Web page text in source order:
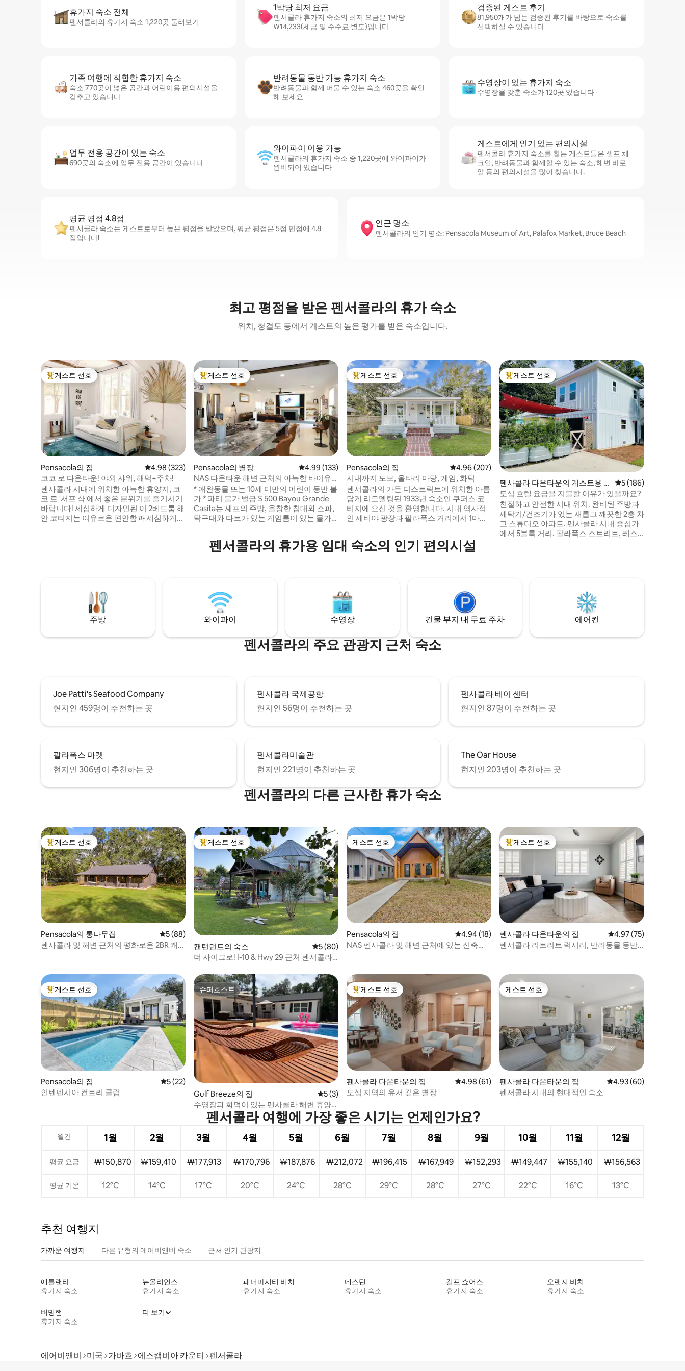
휴가지 숙소 전체
펜서콜라의 휴가지 숙소 1,220곳 둘러보기
1박당 최저 요금
펜서콜라 휴가지 숙소의 최저 요금은 1박당
₩14,233(세금 및 수수료 별도)입니다
검증된 게스트 후기
81,950개가 넘는 검증된 후기를 바탕으로 숙소를
선택하실 수 있습니다
가족 여행에 적합한 휴가지 숙소
숙소 770곳이 넓은 공간과 어린이용 편의시설을
갖추고 있습니다
반려동물 동반 가능 휴가지 숙소
반려동물과 함께 머물 수 있는 숙소 460곳을 확인
해 보세요
수영장이 있는 휴가지 숙소
수영장을 갖춘 숙소가 120곳 있습니다
업무 전용 공간이 있는 숙소
690곳의 숙소에 업무 전용 공간이 있습니다
와이파이 이용 가능
펜서콜라의 휴가지 숙소 중 1,220곳에 와이파이가
완비되어 있습니다
게스트에게 인기 있는 편의시설
펜서콜라 휴가지 숙소를 찾는 게스트들은 셀프 체
크인, 반려동물과 함께할 수 있는 숙소, 해변 바로
앞 등의 편의시설을 많이 찾습니다.
평균 평점 4.8점
펜서콜라 숙소는 게스트로부터 높은 평점을 받았으며, 평균 평점은 5점 만점에 4.8
점입니다!
인근 명소
펜서콜라의 인기 명소: Pensacola Museum of Art, Palafox Market, Bruce Beach
최고 평점을 받은 펜서콜라의 휴가 숙소
위치, 청결도 등에서 게스트의 높은 평가를 받은 숙소입니다.
상위 게스트 선호
게스트 선호
Pensacola의 집 평점 4.98점(5점 만점), 후기 323개
4.98 (323)
코코 로 다운타운! 야외 샤워, 해먹+주차!
펜사콜라 시내에 위치한 아늑한 휴양지, 코
코 로 '서프 샥'에서 좋은 분위기를 즐기시기
바랍니다! 세심하게 디자인된 이 2베드룸 해
안 코티지는 여유로운 편안함과 세심하게
• 무료 진입로 주차 *나중에 볼 수 있도록 저
장하려면 ❤를 누르세요
상위 게스트 선호
게스트 선호
Pensacola의 별장 평점 4.99점(5점 만점), 후기 133개
4.99 (133)
NAS 다운타운 해변 근처의 아늑한 바이유
숙소 및 게임룸
* 애완동물 또는 10세 미만의 어린이 동반 불
가 * 파티 불가 벌금 $ 500 Bayou Grande
Casita는 셰프의 주방, 울창한 침대와 소파,
탁구대와 다트가 있는 게임룸이 있는 물가
는 바다로 카약을 타고 나가 보세요. 야외에
서 커피, 음료 또는 식사를 즐길 수 있는 베란
현지 명소는 가이드북에서 확인하세요.
상위 게스트 선호
게스트 선호
Pensacola의 집 평점 4.96점(5점 만점), 후기 207개
4.96 (207)
시내까지 도보, 울타리 마당, 게임, 화덕
펜서콜라의 가든 디스트릭트에 위치한 아름
답게 리모델링된 1933년 숙소인 쿠퍼스 코
티지에 오신 것을 환영합니다. 시내 역사적
인 세비야 광장과 팔라폭스 거리에서 1마일
트 갤러리 등을 즐길 수 있습니다. 펜서콜라
해변까지 15분 거리이며 블루 엔젤스의 NAS
야외 게임 등이 있습니다. 각 객실마다 스마
트 TV
상위 게스트 선호
게스트 선호
펜사콜라 다운타운의 게스트용 별
채
평점 5점(5점 만점),
5 (186)
도심 호텔 요금을 지불할 이유가 있을까요?
친절하고 안전한 시내 위치. 완비된 주방과
세탁기/건조기가 있는 새롭고 깨끗한 2층 차
고 스튜디오 아파트. 펜사콜라 시내 중심가
에서 5블록 거리. 팔라폭스 스트리트, 레스
지 달리기를 위해 휴식을 취하세요. 무료 주
차가능합니다. 금연입니다!
펜서콜라의 휴가용 임대 숙소의 인기 편의시설
주방 와이파이 수영장 건물 부지 내 무료 주차 에어컨
펜서콜라의 주요 관광지 근처 숙소
Joe Patti's Seafood Company
현지인 459명이 추천하는 곳
펜사콜라 국제공항
현지인 56명이 추천하는 곳
펜사콜라 베이 센터
현지인 87명이 추천하는 곳
팔라폭스 마켓
현지인 306명이 추천하는 곳
펜서콜라미술관
현지인 221명이 추천하는 곳
The Oar House
현지인 203명이 추천하는 곳
펜서콜라의 다른 근사한 휴가 숙소
상위 게스트 선호
게스트 선호
Pensacola의 통나무집 평점 5점(5점 만점), 후기 88개
5 (88)
펜사콜라 및 해변 근처의 평화로운 2BR 캐빈
상위 게스트 선호
게스트 선호
캔턴먼트의 숙소 평점 5점(5점 만점), 후기 80개
5 (80)
더 사이그로! I-10 & Hwy 29 근처 펜서콜라
게스트 선호
게스트 선호
Pensacola의 집 평점 4.94점(5점 만점), 후기 18개
4.94 (18)
NAS 펜사콜라 및 해변 근처에 있는 신축
상위 게스트 선호
게스트 선호
펜사콜라 다운타운의 집 평점 4.97점(5점 만점
4.97 (75)
펜서콜라 리트리트 럭셔리, 반려동물 동반
상위 게스트 선호
게스트 선호
Pensacola의 집 평점 5점(5점 만점), 후기 22개
5 (22)
인텐덴시아 컨트리 클럽
슈퍼호스트
슈퍼호스트
Gulf Breeze의 집 평점 5점(5점 만점), 후기 3개
5 (3)
수영장과 화덕이 있는 펜사콜라 해변 휴양
상위 게스트 선호
게스트 선호
펜사콜라 다운타운의 집 평점 4.98점(5점 만점), 후기 61개
4.98 (61)
도심 지역의 유서 깊은 별장
게스트 선호
게스트 선호
펜사콜라 다운타운의 집 평점 4.93점(5점 만점),
4.93 (60)
펜서콜라 시내의 현대적인 숙소
펜서콜라 여행에 가장 좋은 시기는 언제인가요?
월간 1월 2월 3월 4월 5월 6월 7월 8월 9월 10월 11월 12월
평균 요금 ₩150,870 ₩159,410 ₩177,913 ₩170,796 ₩187,876 ₩212,072 ₩196,415 ₩167,949 ₩152,293 ₩149,447 ₩155,140 ₩156,563
평균 기온 12°C 14°C 17°C 20°C 24°C 28°C 29°C 28°C 27°C 22°C 16°C 13°C
추천 여행지
가까운 여행지 다른 유형의 에어비앤비 숙소 근처 인기 관광지
애틀랜타
휴가지 숙소
뉴올리언스
휴가지 숙소
패너마시티 비치
휴가지 숙소
데스틴
휴가지 숙소
걸프 쇼어스
휴가지 숙소
오렌지 비치
휴가지 숙소
버밍햄
휴가지 숙소
더 보기
에어비앤비 미국 가바흐 에스캠비아 카운티 펜서콜라